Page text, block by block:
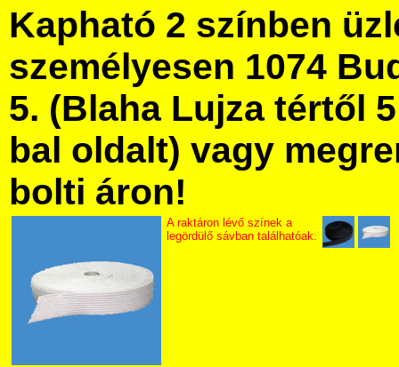
Kapható 2 színben
személyesen 1074
5. (Blaha Lujza tértől
bal oldalt) vagy
bolti áron!
A raktáron lévő színek a
legördülő sávban találhatóak.